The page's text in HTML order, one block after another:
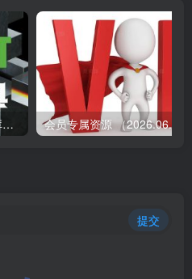
Kontakt入库工具 康泰克入库教程
提交